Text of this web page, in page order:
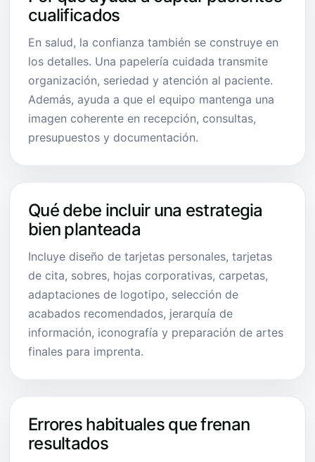
cualificados
En salud, la confianza también se construye en
los detalles. Una papelería cuidada transmite
organización, seriedad y atención al paciente.
Además, ayuda a que el equipo mantenga una
imagen coherente en recepción, consultas,
presupuestos y documentación.
Qué debe incluir una estrategia
bien planteada
Incluye diseño de tarjetas personales, tarjetas
de cita, sobres, hojas corporativas, carpetas,
adaptaciones de logotipo, selección de
acabados recomendados, jerarquía de
información, iconografía y preparación de artes
finales para imprenta.
Errores habituales que frenan
resultados